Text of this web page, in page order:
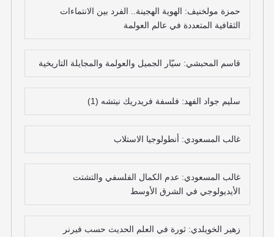
حمزة مولخنيف: الهوية الهجينة.. الفرد بين الانتماءات
الثقافية المتعددة في عالم العولمة
قاسم المحبشي: سيّار الجميل والعولمة والمجايلة التاريخية
سليم جواد الفهد: فلسفة فريدريك نيتشه (1)
غالب المسعودي: أنطولوجيا الاستلاب
غالب المسعودي: عدم الكمال الفلسفي والتشتت
الأيديولوجي في الشرق الأوسط
زهير الخويلدي: ثورة في العلم الحديث حسب فيرنر